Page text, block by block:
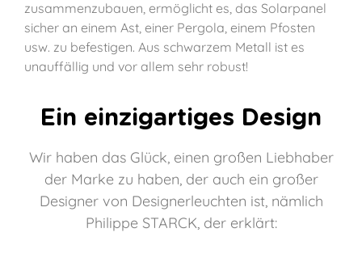
zusammenzubauen, ermöglicht es, das Solarpanel
sicher an einem Ast, einer Pergola, einem Pfosten
usw. zu befestigen. Aus schwarzem Metall ist es
unauffällig und vor allem sehr robust!
Ein einzigartiges Design
Wir haben das Glück, einen großen Liebhaber
der Marke zu haben, der auch ein großer
Designer von Designerleuchten ist, nämlich
Philippe STARCK, der erklärt: